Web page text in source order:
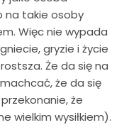
na takie osoby
Więc nie wypada
gryzie i życie
Że da się na
że da się
że
wielkim wysiłkiem).